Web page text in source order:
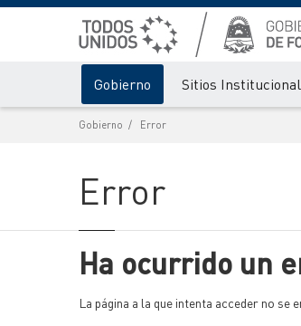
Gobierno Sitios
Gobierno Error
Error
Ha ocurrido un
La página a la que intenta acceder no se